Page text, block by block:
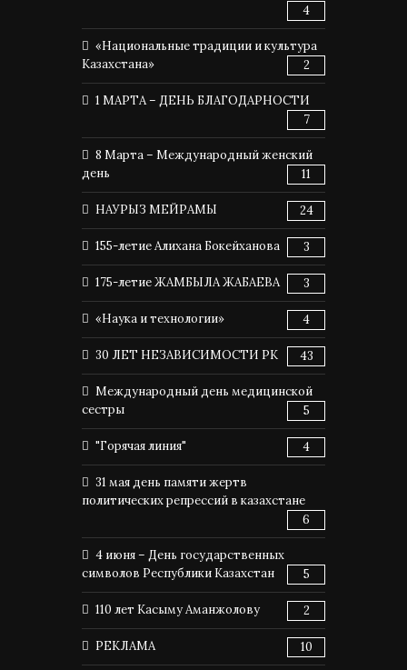
4
«Национальные традиции и культура
Казахстана»
2
1 МАРТА – ДЕНЬ БЛАГОДАРНОСТИ
7
8 Марта – Международный женский
день
11
НАУРЫЗ МЕЙРАМЫ 24
155-летие Алихана Бокейханова 3
175-летие ЖАМБЫЛА ЖАБАЕВА 3
«Наука и технологии» 4
30 ЛЕТ НЕЗАВИСИМОСТИ РК 43
Международный день медицинской
сестры
5
"Горячая линия" 4
31 мая день памяти жертв
политических репрессий в казахстане
6
4 июня – День государственных
символов Республики Казахстан
5
110 лет Касыму Аманжолову 2
РЕКЛАМА 10